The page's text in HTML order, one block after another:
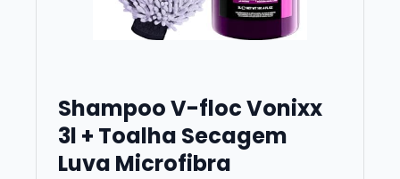
Shampoo V-floc Vonixx
3l + Toalha Secagem
Luva Microfibra